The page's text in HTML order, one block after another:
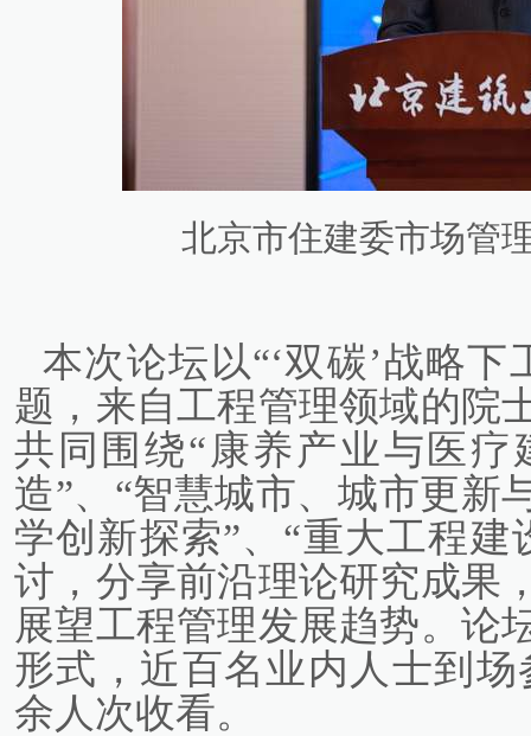
北京市住建委市场管
本次论坛以“‘双碳’战略
题，来自工程管理领域的院
共同围绕“康养产业与医疗
造”、“智慧城市、城市更新
学创新探索”、“重大工程
讨，分享前沿理论研究成果
展望工程管理发展趋势。论
形式，近百名业内人士到
余人次收看。